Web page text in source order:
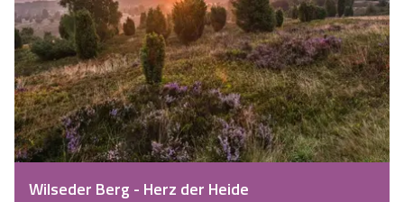
Wilseder Berg - Herz der Heide